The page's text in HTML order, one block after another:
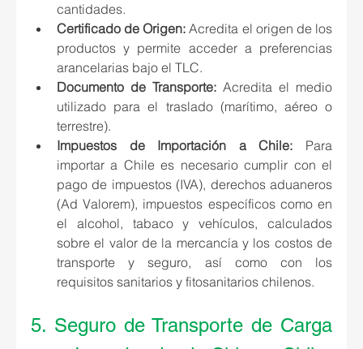
cantidades.
Certificado de Origen: Acredita el origen de los
productos y permite acceder a preferencias
arancelarias bajo el TLC.
Documento de Transporte: Acredita el medio
utilizado para el traslado (marítimo, aéreo o
terrestre).
Impuestos de Importación a Chile: Para
importar a Chile es necesario cumplir con el
pago de impuestos (IVA), derechos aduaneros
(Ad Valorem), impuestos específicos como en
el alcohol, tabaco y vehículos, calculados
sobre el valor de la mercancía y los costos de
transporte y seguro, así como con los
requisitos sanitarios y fitosanitarios chilenos.
5. Seguro de Transporte de Carga